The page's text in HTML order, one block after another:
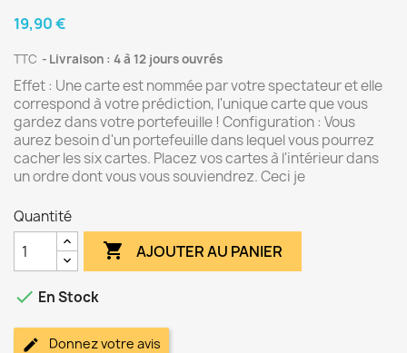
19,90 €
TTC Livraison : 4 à 12 jours ouvrés
Effet : Une carte est nommée par votre spectateur et elle
correspond à votre prédiction, l'unique carte que vous
gardez dans votre portefeuille ! Configuration : Vous
aurez besoin d'un portefeuille dans lequel vous pourrez
cacher les six cartes. Placez vos cartes à l'intérieur dans
un ordre dont vous vous souviendrez. Ceci je
Quantité
 AJOUTER AU PANIER
 En Stock
Donnez votre avis